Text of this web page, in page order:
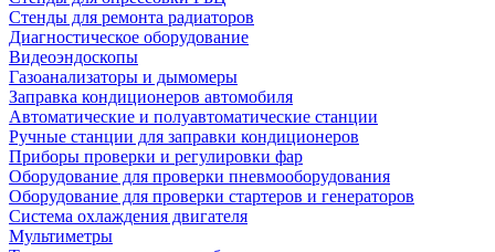
Стенды для ремонта радиаторов
Диагностическое оборудование
Видеоэндоскопы
Газоанализаторы и дымомеры
Заправка кондиционеров автомобиля
Автоматические и полуавтоматические станции
Ручные станции для заправки кондиционеров
Приборы проверки и регулировки фар
Оборудование для проверки пневмооборудования
Оборудование для проверки стартеров и генераторов
Система охлаждения двигателя
Мультиметры